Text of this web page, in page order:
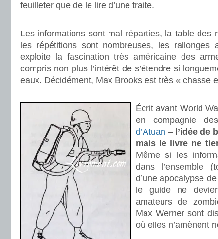
feuilleter que de le lire d’une traite.
Les informations sont mal réparties, la table des
les répétitions sont nombreuses, les rallonges
exploite la fascination très américaine des
compris non plus l’intérêt de s’étendre si
eaux. Décidément, Max Brooks est très « chasse
Écrit avant World
en compagnie
d’Atuan – l’idée de
mais le livre ne
Même si les
dans l’ensemble
d’une apocalypse
le guide ne
amateurs de
Max Werner sont
où elles n’amènent